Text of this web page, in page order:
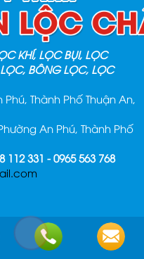
KHÍ, LỌC BỤI, LỌC
BÔNG LỌC, LỌC
Thành Phố Thuận An,
An Phú, Thành Phố
112 331 - 0965 563 768